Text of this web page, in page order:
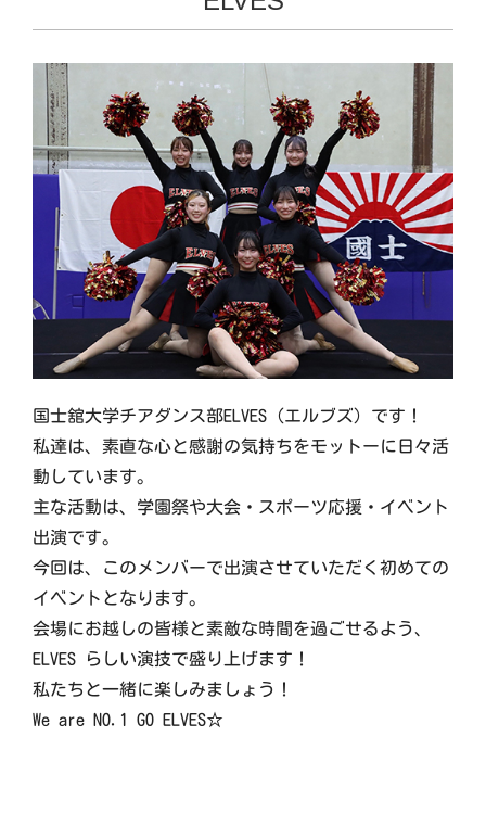
国士舘大学チアダンス部ELVES（エルブズ）です！
私達は、素直な心と感謝の気持ちをモットーに日々活
動しています。
主な活動は、学園祭や大会・スポーツ応援・イベント
出演です。
今回は、このメンバーで出演させていただく初めての
イベントとなります。
会場にお越しの皆様と素敵な時間を過ごせるよう、
ELVES らしい演技で盛り上げます！
私たちと一緒に楽しみましょう！
We are NO.1 GO ELVES☆